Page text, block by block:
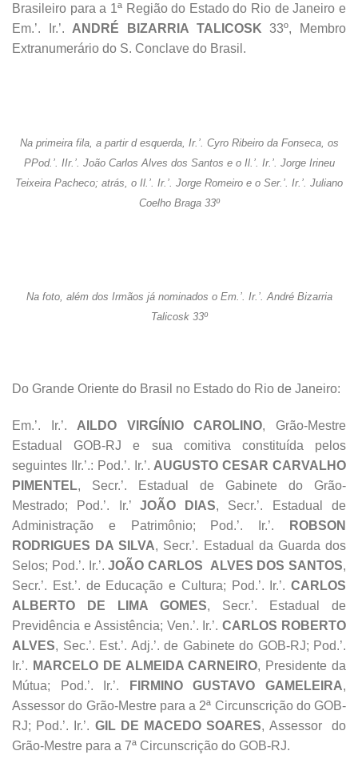
Brasileiro para a 1ª Região do Estado do Rio de Janeiro e
Em.’. Ir.’. ANDRÉ BIZARRIA TALICOSK 33º, Membro
Extranumerário do S. Conclave do Brasil.
Na primeira fila, a partir d esquerda, Ir.’. Cyro Ribeiro da Fonseca, os
PPod.’. IIr.’. João Carlos Alves dos Santos e o Il.’. Ir.’. Jorge Irineu
Teixeira Pacheco; atrás, o Il.’. Ir.’. Jorge Romeiro e o Ser.’. Ir.’. Juliano
Coelho Braga 33º
Na foto, além dos Irmãos já nominados o Em.’. Ir.’. André Bizarria
Talicosk 33º
Do Grande Oriente do Brasil no Estado do Rio de Janeiro:
Em.’. Ir.’. AILDO VIRGÍNIO CAROLINO, Grão-Mestre
Estadual GOB-RJ e sua comitiva constituída pelos
seguintes IIr.’.: Pod.’. Ir.’. AUGUSTO CESAR CARVALHO
PIMENTEL, Secr.’. Estadual de Gabinete do Grão-
Mestrado; Pod.’. Ir.’ JOÃO DIAS, Secr.’. Estadual de
Administração e Patrimônio; Pod.’. Ir.’.
ROBSON
RODRIGUES DA SILVA, Secr.’. Estadual da Guarda dos
Selos; Pod.’. Ir.’.JOÃO CARLOS ALVES DOS SANTOS,
Secr.’. Est.’. de Educação e Cultura; Pod.’. Ir.’. CARLOS
ALBERTO DE LIMA GOMES, Secr.’. Estadual de
Previdência e Assistência; Ven.’. Ir.’.CARLOS ROBERTO
ALVES, Sec.’. Est.’. Adj.’. de Gabinete do GOB-RJ; Pod.’.
Ir.’. MARCELO DE ALMEIDA CARNEIRO, Presidente da
Mútua; Pod.’. Ir.’.
FIRMINO GUSTAVO GAMELEIRA,
Assessor do Grão-Mestre para a 2ª Circunscrição do GOB-
RJ; Pod.’. Ir.’. GIL DE MACEDO SOARES, Assessor do
Grão-Mestre para a 7ª Circunscrição do GOB-RJ.